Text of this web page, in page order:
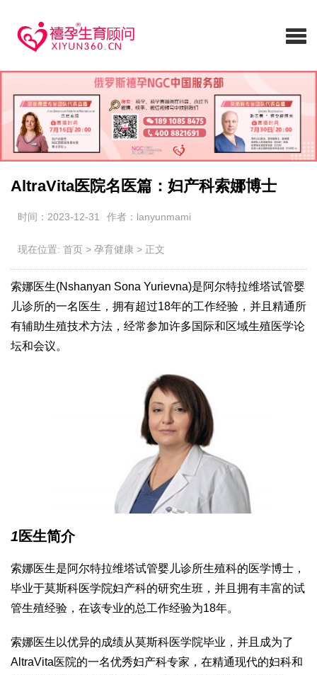
AltraVita医院名医篇：妇产科索娜博士
时间：2023-12-31 作者：lanyunmami
现在位置: 首页 > 孕育健康 > 正文
索娜医生(Nshanyan Sona Yurievna)是阿尔特拉维塔试管婴
儿诊所的一名医生，拥有超过18年的工作经验，并且精通所
有辅助生殖技术方法，经常参加许多国际和区域生殖医学论
坛和会议。
1医生简介
索娜医生是阿尔特拉维塔试管婴儿诊所生殖科的医学博士，
毕业于莫斯科医学院妇产科的研究生班，并且拥有丰富的试
管生殖经验，在该专业的总工作经验为18年。
索娜医生以优异的成绩从莫斯科医学院毕业，并且成为了
AltraVita医院的一名优秀妇产科专家，在精通现代的妇科和